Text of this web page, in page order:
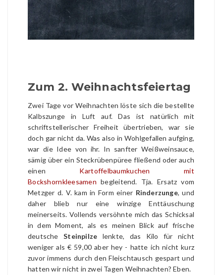
Zum 2. Weihnachtsfeiertag
Zwei Tage vor Weihnachten löste sich die bestellte
Kalbszunge in Luft auf. Das ist natürlich mit
schriftstellerischer Freiheit übertrieben, war sie
doch gar nicht da. Was also in Wohlgefallen aufging,
war die Idee von ihr. In sanfter Weißweinsauce,
sämig über ein Steckrübenpüree fließend oder auch
einen Kartoffelbaumkuchen
mit
Bockshornkleesamen begleitend. Tja. Ersatz vom
Metzger d. V. kam in Form einer Rinderzunge, und
daher blieb nur eine winzige Enttäuschung
meinerseits. Vollends versöhnte mich das Schicksal
in dem Moment, als es meinen Blick auf frische
deutscheSteinpilze lenkte, das Kilo für nicht
weniger als € 59,00 aber hey - hatte ich nicht kurz
zuvor immens durch den Fleischtausch gespart und
hatten wir nicht in zwei Tagen Weihnachten? Eben.